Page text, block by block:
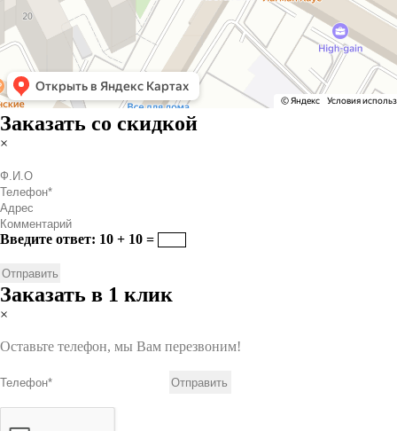
Заказать со скидкой
×
Введите ответ: 10 + 10 =
Заказать в 1 клик
×
Оставьте телефон, мы Вам перезвоним!